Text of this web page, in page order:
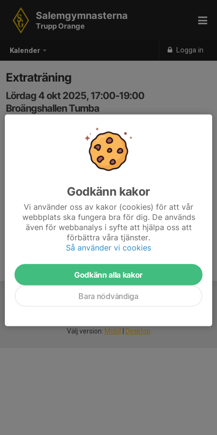
Kalender Logga in
Salemgymnasterna
Trupp Orange
Extraträning
Lördag 4 okt 2025, 17:00-19:00
Broängshallen Tumba
Obs! Träningen sker i Broängshallen, Tumba
Välj version: Mobil Desktop
Godkänn kakor
Vi använder oss av kakor (cookies) för att vår
webbplats ska fungera bra för dig. De används
även för webbanalys i syfte att hjälpa oss att
förbättra våra tjänster.
Så använder vi cookies
Godkänn alla kakor
Bara nödvändiga